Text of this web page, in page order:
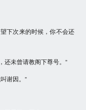
下次来的时候，你不会还
未曾请教阁下尊号。”
谢因。”